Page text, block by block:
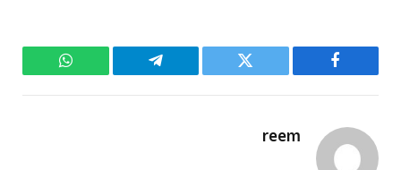
فيسبوك تويتر تيلقرام واتساب
reem